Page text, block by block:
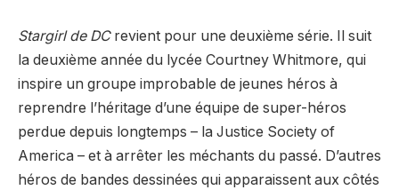
Stargirl de DCrevient pour une deuxième série. Il suit
la deuxième année du lycée Courtney Whitmore, qui
inspire un groupe improbable de jeunes héros à
reprendre l’héritage d’une équipe de super-héros
perdue depuis longtemps – la Justice Society of
America – et à arrêter les méchants du passé. D’autres
héros de bandes dessinées qui apparaissent aux côtés